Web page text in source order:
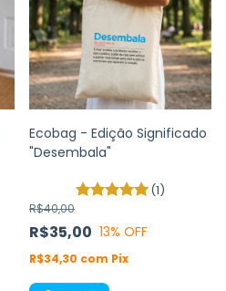
Ecobag - Edição Significado
"Desembala"
(1)
R$35,00
R$40,00
13% OFF
R$34,30 com Pix